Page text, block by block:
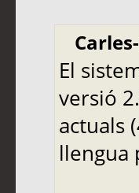
El
versió
actuals
llengua